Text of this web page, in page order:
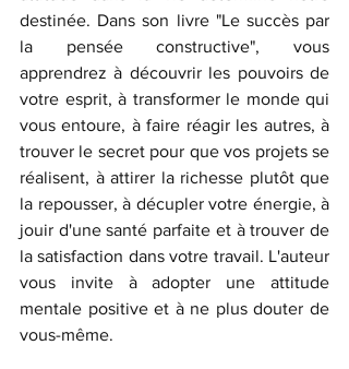
destinée. Dans son livre "Le succès par
la pensée constructive", vous
apprendrez à découvrir les pouvoirs de
votre esprit, à transformer le monde qui
vous entoure, à faire réagir les autres, à
trouver le secret pour que vos projets se
réalisent, à attirer la richesse plutôt que
la repousser, à décupler votre énergie, à
jouir d'une santé parfaite et à trouver de
la satisfaction dans votre travail. L'auteur
vous invite à adopter une attitude
mentale positive et à ne plus douter de
vous-même.